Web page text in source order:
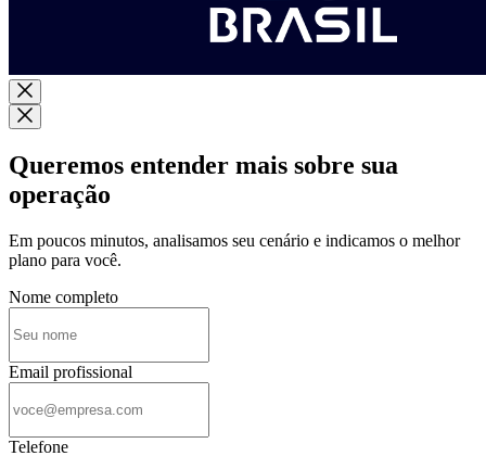
Queremos entender mais sobre sua
operação
Em poucos minutos, analisamos seu cenário e indicamos o melhor
plano para você.
Nome completo
Email profissional
Telefone